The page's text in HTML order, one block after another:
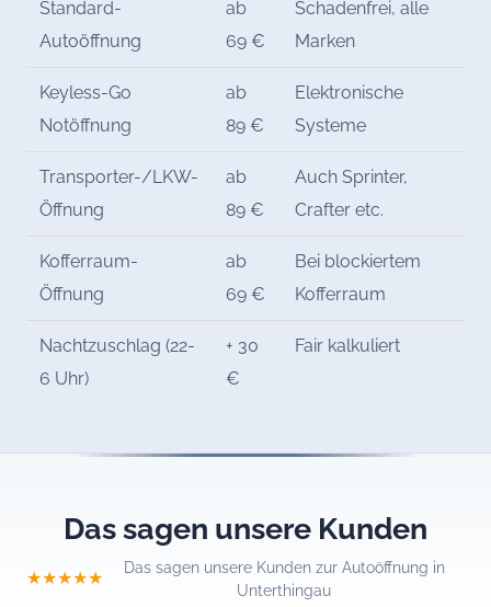
Standard-
Autoöffnung
ab
69 €
Schadenfrei, alle
Marken
Keyless-Go
Notöffnung
ab
89 €
Elektronische
Systeme
Transporter-/LKW-
Öffnung
ab
89 €
Auch Sprinter,
Crafter etc.
Kofferraum-
Öffnung
ab
69 €
Bei blockiertem
Kofferraum
Nachtzuschlag (22-
6 Uhr)
+ 30
€
Fair kalkuliert
Das sagen unsere Kunden
★★★★★
Das sagen unsere Kunden zur Autoöffnung in
Unterthingau